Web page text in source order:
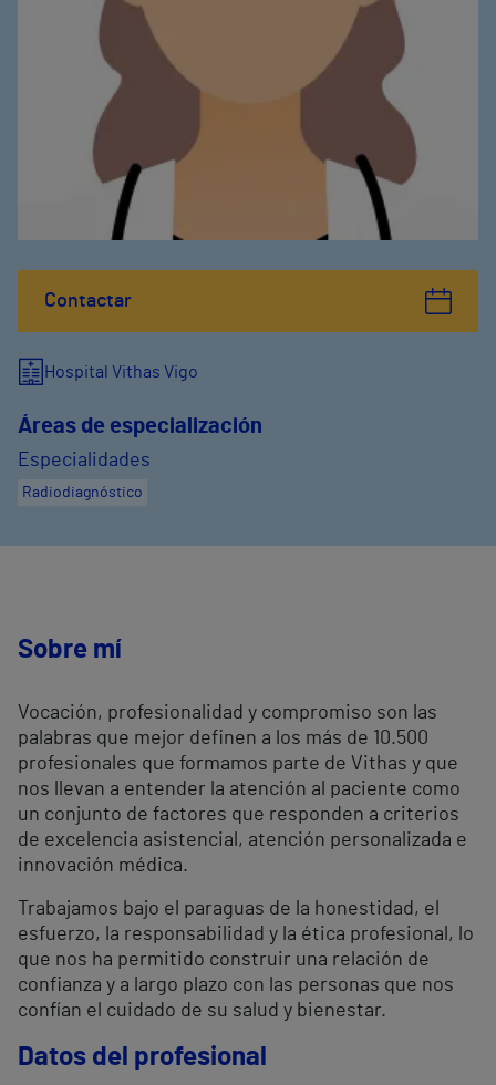
Contactar
Hospital Vithas Vigo
Áreas de especialización
Especialidades
Radiodiagnóstico
Sobre mí
Vocación, profesionalidad y compromiso son las
palabras que mejor definen a los más de 10.500
profesionales que formamos parte de Vithas y que
nos llevan a entender la atención al paciente como
un conjunto de factores que responden a criterios
de excelencia asistencial, atención personalizada e
innovación médica.
Trabajamos bajo el paraguas de la honestidad, el
esfuerzo, la responsabilidad y la ética profesional, lo
que nos ha permitido construir una relación de
confianza y a largo plazo con las personas que nos
confían el cuidado de su salud y bienestar.
Datos del profesional